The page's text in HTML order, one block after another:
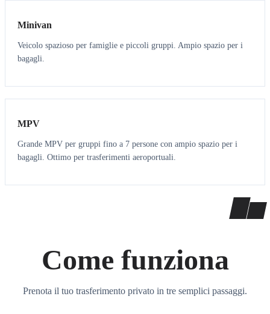
Minivan
Veicolo spazioso per famiglie e piccoli gruppi. Ampio spazio per i
bagagli.
7 7
MPV
Grande MPV per gruppi fino a 7 persone con ampio spazio per i
bagagli. Ottimo per trasferimenti aeroportuali.
Come funziona
Prenota il tuo trasferimento privato in tre semplici passaggi.